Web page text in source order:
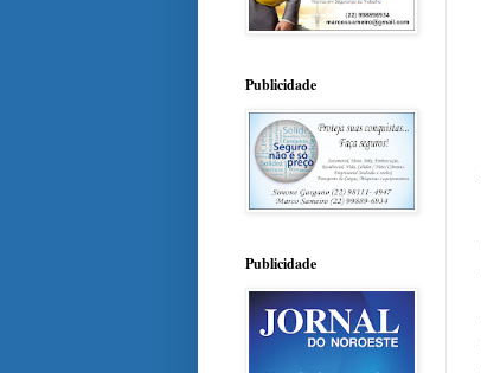
Publicidade
Publicidade